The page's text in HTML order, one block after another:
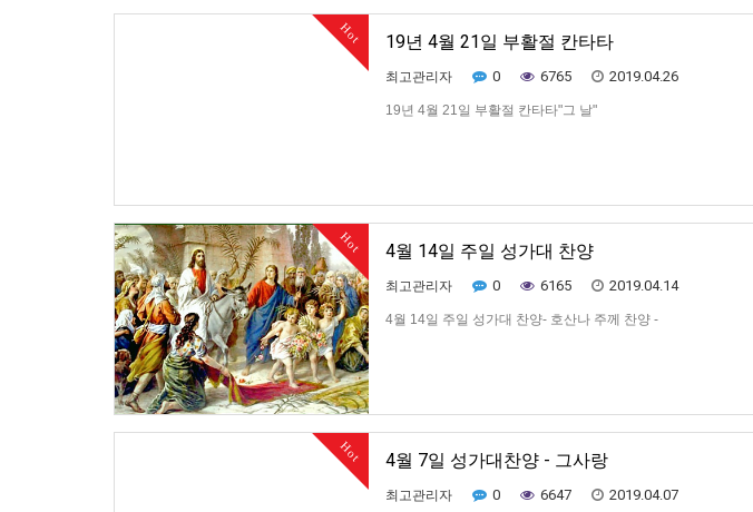
Hot 19년 4월 21일 부활절 칸타타
최고관리자 0 6765 2019.04.26
19년 4월 21일 부활절 칸타타"그 날"
Hot 4월 14일 주일 성가대 찬양
최고관리자 0 6165 2019.04.14
4월 14일 주일 성가대 찬양- 호산나 주께 찬양 -
Hot 4월 7일 성가대찬양 - 그사랑
최고관리자 0 6647 2019.04.07